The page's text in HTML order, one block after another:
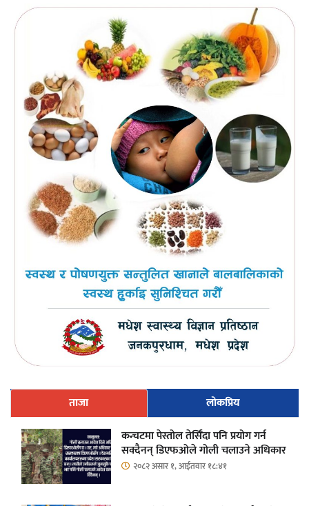
ताजा
लोकप्रिय
कन्चटमा पेस्तोल तेर्सिँदा पनि प्रयोग गर्न
सक्दैनन् डिएफओले गोली चलाउने अधिकार
२०८२ असार १, आईतवार १८:४१